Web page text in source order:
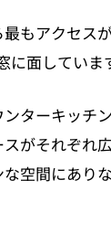
もアクセス
面していま
ターキッチ
がそれぞれ
空間にあり